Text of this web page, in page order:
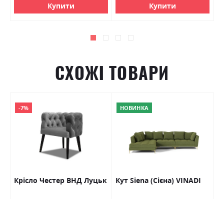
Купити Купити
СХОЖІ ТОВАРИ
-7%
Крісло Честер ВНД Луцьк
НОВИНКА
Кут Siena (Сієна) VINADI